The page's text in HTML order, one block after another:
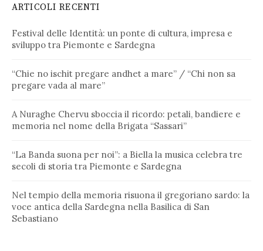
ARTICOLI RECENTI
Festival delle Identità: un ponte di cultura, impresa e
sviluppo tra Piemonte e Sardegna
“Chie no ischit pregare andhet a mare” / “Chi non sa
pregare vada al mare”
A Nuraghe Chervu sboccia il ricordo: petali, bandiere e
memoria nel nome della Brigata “Sassari”
“La Banda suona per noi”: a Biella la musica celebra tre
secoli di storia tra Piemonte e Sardegna
Nel tempio della memoria risuona il gregoriano sardo: la
voce antica della Sardegna nella Basilica di San
Sebastiano